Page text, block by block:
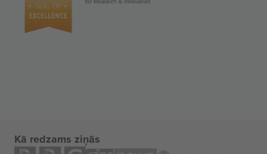
Kā redzams ziņās